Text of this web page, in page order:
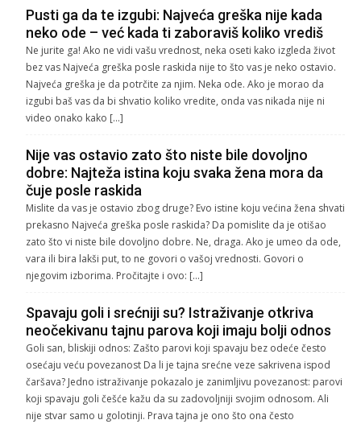
Pusti ga da te izgubi: Najveća greška nije kada
neko ode – već kada ti zaboraviš koliko vrediš
Ne jurite ga! Ako ne vidi vašu vrednost, neka oseti kako izgleda život
bez vas Najveća greška posle raskida nije to što vas je neko ostavio.
Najveća greška je da potrčite za njim. Neka ode. Ako je morao da
izgubi baš vas da bi shvatio koliko vredite, onda vas nikada nije ni
video onako kako […]
Nije vas ostavio zato što niste bile dovoljno
dobre: Najteža istina koju svaka žena mora da
čuje posle raskida
Mislite da vas je ostavio zbog druge? Evo istine koju većina žena shvati
prekasno Najveća greška posle raskida? Da pomislite da je otišao
zato što vi niste bile dovoljno dobre. Ne, draga. Ako je umeo da ode,
vara ili bira lakši put, to ne govori o vašoj vrednosti. Govori o
njegovim izborima. Pročitajte i ovo: […]
Spavaju goli i srećniji su? Istraživanje otkriva
neočekivanu tajnu parova koji imaju bolji odnos
Goli san, bliskiji odnos: Zašto parovi koji spavaju bez odeće često
osećaju veću povezanost Da li je tajna srećne veze sakrivena ispod
čaršava? Jedno istraživanje pokazalo je zanimljivu povezanost: parovi
koji spavaju goli češće kažu da su zadovoljniji svojim odnosom. Ali
nije stvar samo u golotinji. Prava tajna je ono što ona često